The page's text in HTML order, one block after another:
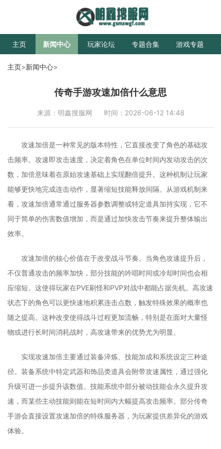
主页 新闻中心 玩家论坛 专题合集 游戏专题
主页>新闻中心>
传奇手游攻速加倍什么意思
来源：明鑫搜服网 时间：2026-06-12 14:48
攻速加倍是一种常见的版本特性，它直接改变了角色的基础攻
击频率。攻速即攻击速度，决定着角色在单位时间内发动攻击的次
数，加倍意味着在原始攻速基础上实现翻倍提升。这种机制让玩家
能够更快地完成连击动作，显著缩短技能释放间隔。从游戏机制来
看，攻速加倍通常通过服务器参数调整或特定道具加持实现，它不
同于简单的伤害数值增加，而是通过加快攻击节奏来提升整体输出
效率。
攻速加倍的核心价值在于改变战斗节奏。当角色攻速提升后，
不仅普通攻击的频率加快，部分技能的吟唱时间或冷却时间也会相
应缩短。这使得玩家在PVE刷怪和PVP对战中都能占据先机。高攻速
状态下的角色可以更快速地积累连击点数，触发特殊效果的概率也
随之提高。这种改变使得战斗过程更加流畅，特别是在面对大量怪
物或进行长时间消耗战时，高攻速带来的优势尤为明显。
实现攻速加倍主要通过装备淬炼、技能加成和系统设定三种途
径。装备系统中特定武器和饰品类道具会附带攻速属性，通过强化
升级可进一步提升该数值。技能系统中部分被动技能会永久提升攻
速，而某些主动技能则能在短时间内大幅提高攻击频率。部分传奇
手游会直接设置攻速加倍的特殊服务器，为玩家提供差异化的游戏
体验。